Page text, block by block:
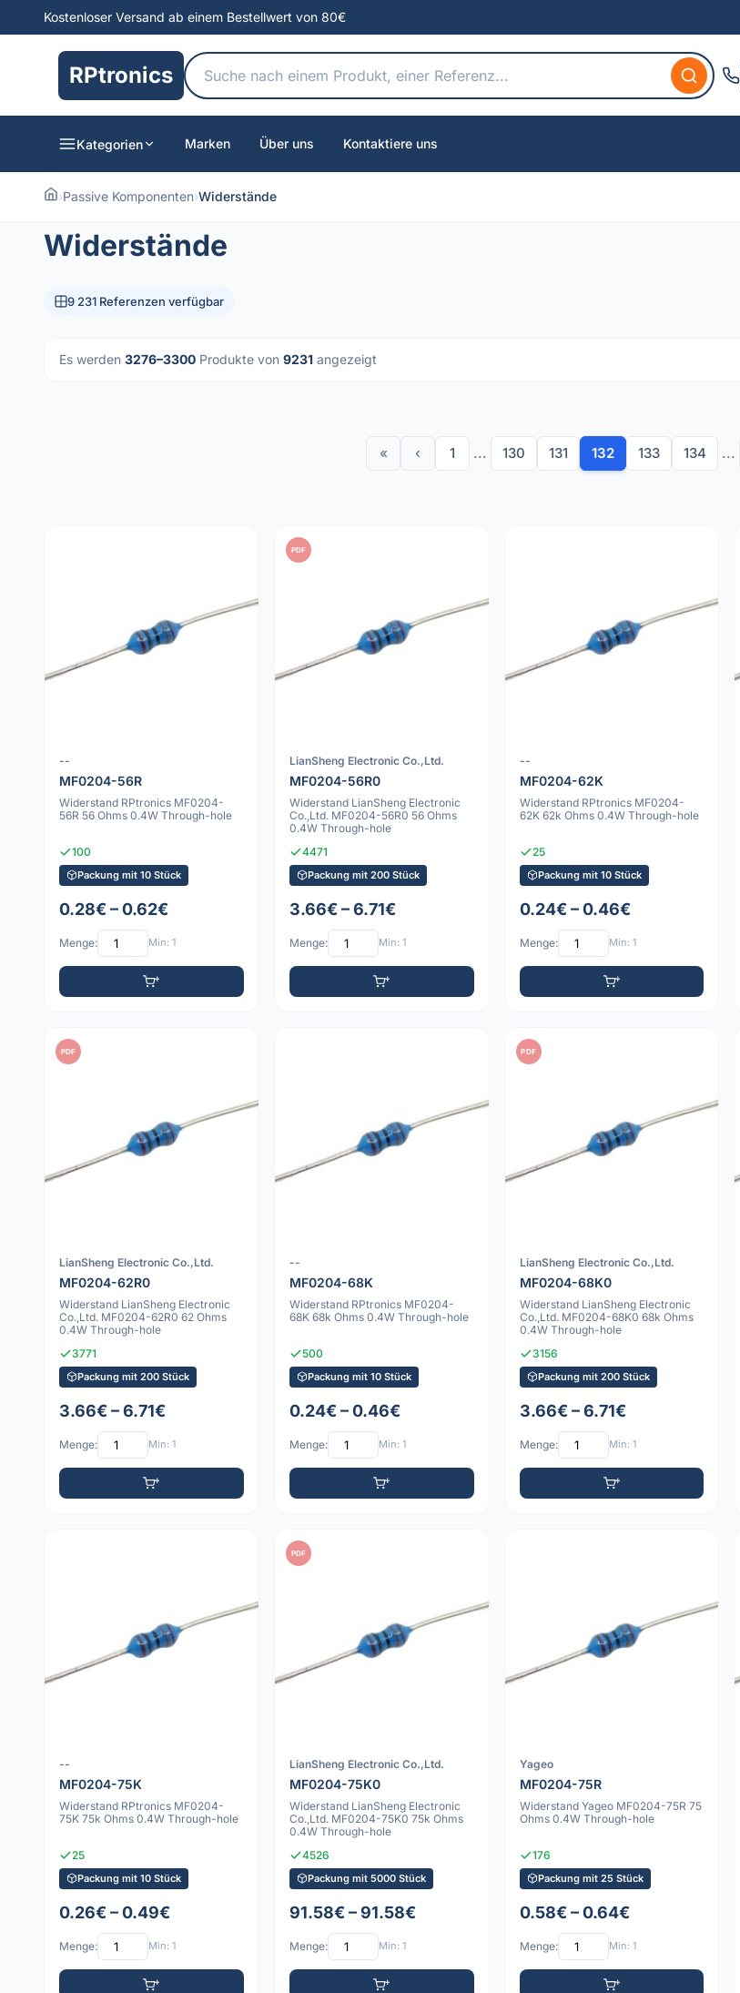
Kostenloser Versand ab einem Bestellwert von 80€
RPtronics
Kategorien Marken Über uns Kontaktiere uns
›Passive Komponenten›Widerstände
Widerstände
9 231 Referenzen verfügbar
Es werden 3276–3300 Produkte von 9231 angezeigt
« ‹ 1 ... 130 131 132 133 134 ...
--
MF0204-56R
Widerstand RPtronics MF0204-
56R 56 Ohms 0.4W Through-hole
100
Packung mit 10 Stück
0.28€ – 0.62€
Menge: Min: 1
PDF
LianSheng Electronic Co.,Ltd.
MF0204-56R0
Widerstand LianSheng Electronic
Co.,Ltd. MF0204-56R0 56 Ohms
0.4W Through-hole
4471
Packung mit 200 Stück
3.66€ – 6.71€
Menge: Min: 1
--
MF0204-62K
Widerstand RPtronics MF0204-
62K 62k Ohms 0.4W Through-hole
25
Packung mit 10 Stück
0.24€ – 0.46€
Menge: Min: 1
PDF
LianSheng Electronic Co.,Ltd.
MF0204-62R0
Widerstand LianSheng Electronic
Co.,Ltd. MF0204-62R0 62 Ohms
0.4W Through-hole
3771
Packung mit 200 Stück
3.66€ – 6.71€
Menge: Min: 1
--
MF0204-68K
Widerstand RPtronics MF0204-
68K 68k Ohms 0.4W Through-hole
500
Packung mit 10 Stück
0.24€ – 0.46€
Menge: Min: 1
PDF
LianSheng Electronic Co.,Ltd.
MF0204-68K0
Widerstand LianSheng Electronic
Co.,Ltd. MF0204-68K0 68k Ohms
0.4W Through-hole
3156
Packung mit 200 Stück
3.66€ – 6.71€
Menge: Min: 1
--
MF0204-75K
Widerstand RPtronics MF0204-
75K 75k Ohms 0.4W Through-hole
25
Packung mit 10 Stück
0.26€ – 0.49€
Menge: Min: 1
PDF
LianSheng Electronic Co.,Ltd.
MF0204-75K0
Widerstand LianSheng Electronic
Co.,Ltd. MF0204-75K0 75k Ohms
0.4W Through-hole
4526
Packung mit 5000 Stück
91.58€ – 91.58€
Menge: Min: 1
Yageo
MF0204-75R
Widerstand Yageo MF0204-75R 75
Ohms 0.4W Through-hole
176
Packung mit 25 Stück
0.58€ – 0.64€
Menge: Min: 1